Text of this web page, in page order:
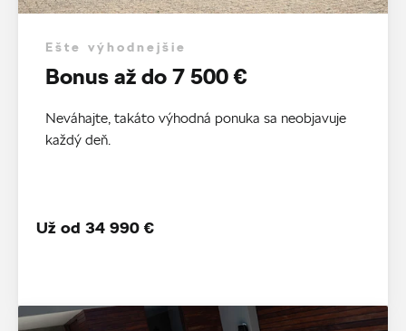
Ešte výhodnejšie
Bonus až do 7 500 €
Neváhajte, takáto výhodná ponuka sa neobjavuje
každý deň.
Už od 34 990 €